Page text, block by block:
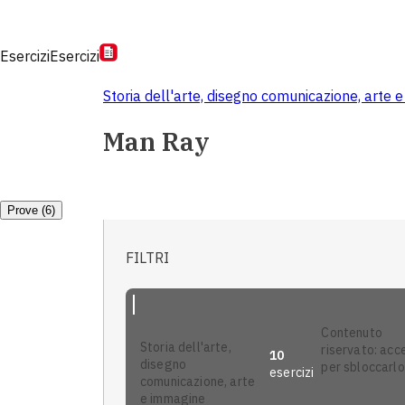
EserciziEsercizi
Storia dell'arte, disegno comunicazione, arte
Man Ray
Prove (6)
FILTRI
storia dell'arte,
disegno
comunicazione, arte
e immagine
10
esercizi
contenuto
riservato:
per